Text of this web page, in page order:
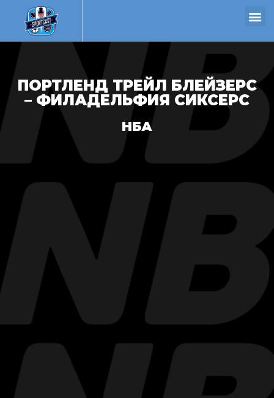
ПОРТЛЕНД ТРЕЙЛ БЛЕЙЗЕРС
– ФИЛАДЕЛЬФИЯ СИКСЕРС
НБА